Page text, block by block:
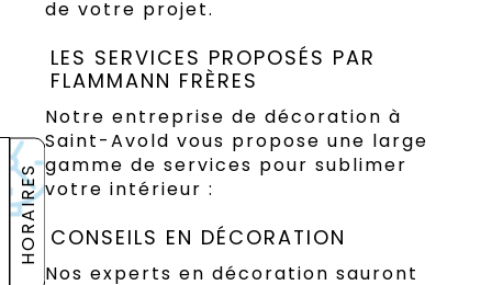
HORAIRES
de votre projet.
LES SERVICES PROPOSÉS PAR
FLAMMANN FRÈRES
Notre entreprise de décoration à
Saint-Avold vous propose une large
gamme de services pour sublimer
votre intérieur :
CONSEILS EN DÉCORATION
Nos experts en décoration sauront